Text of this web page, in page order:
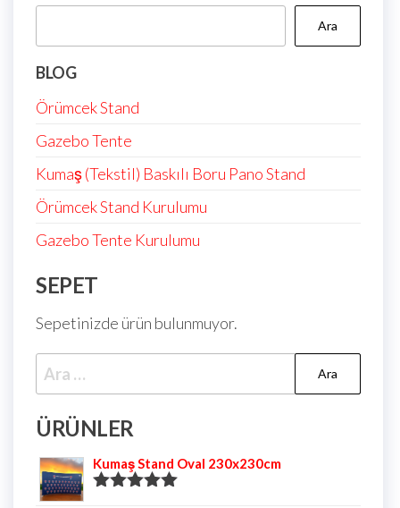
Ara
BLOG
Örümcek Stand
Gazebo Tente
Kumaş (Tekstil) Baskılı Boru Pano Stand
Örümcek Stand Kurulumu
Gazebo Tente Kurulumu
SEPET
Sepetinizde ürün bulunmuyor.
ÜRÜNLER
Kumaş Stand Oval 230x230cm